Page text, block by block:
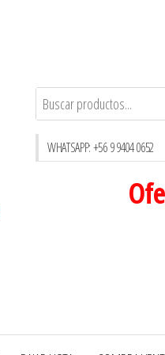
WHATSAPP: +56 9 9404 0652